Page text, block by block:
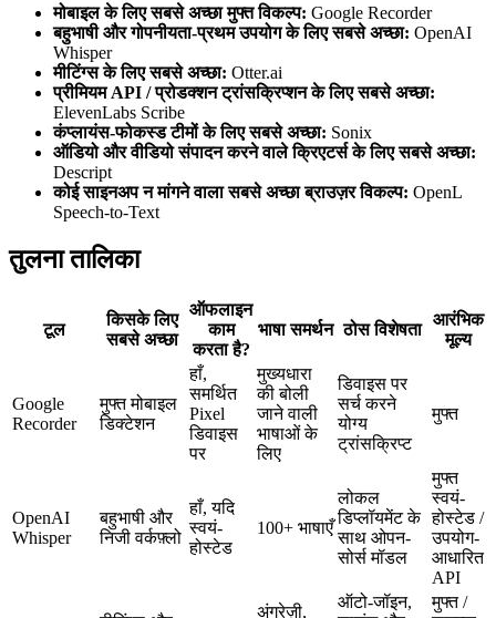
मोबाइल के लिए सबसे अच्छा मुफ्त विकल्प: Google Recorder
बहुभाषी और गोपनीयता-प्रथम उपयोग के लिए सबसे अच्छा: OpenAI
Whisper
मीटिंग्स के लिए सबसे अच्छा: Otter.ai
प्रीमियम API / प्रोडक्शन ट्रांसक्रिप्शन के लिए सबसे अच्छा:
ElevenLabs Scribe
कंप्लायंस-फोकस्ड टीमों के लिए सबसे अच्छा: Sonix
ऑडियो और वीडियो संपादन करने वाले क्रिएटर्स के लिए सबसे अच्छा:
Descript
कोई साइनअप न मांगने वाला सबसे अच्छा ब्राउज़र विकल्प: OpenL
Speech-to-Text
तुलना तालिका
टूल
किसके लिए
सबसे अच्छा
ऑफलाइन
काम
करता है?
भाषा समर्थन ठोस विशेषता
आरंभिक
मूल्य
Google
Recorder
मुफ्त मोबाइल
डिक्टेशन
हाँ,
समर्थित
Pixel
डिवाइस
पर
मुख्यधारा
की बोली
जाने वाली
भाषाओं के
लिए
डिवाइस पर
सर्च करने
योग्य
ट्रांसक्रिप्ट
मुफ्त
OpenAI
Whisper
बहुभाषी और
निजी वर्कफ़्लो
हाँ, यदि
स्वयं-
होस्टेड
100+ भाषाएँ
लोकल
डिप्लॉयमेंट के
साथ ओपन-
सोर्स मॉडल
मुफ्त
स्वयं-
होस्टेड /
उपयोग-
आधारित
API
अंग्रेज़ी,
ऑटो-जॉइन,
मुफ्त /